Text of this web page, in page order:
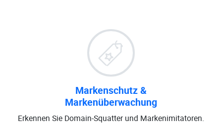
Markenschutz &
Markenüberwachung
Erkennen Sie Domain-Squatter und Markenimitatoren.